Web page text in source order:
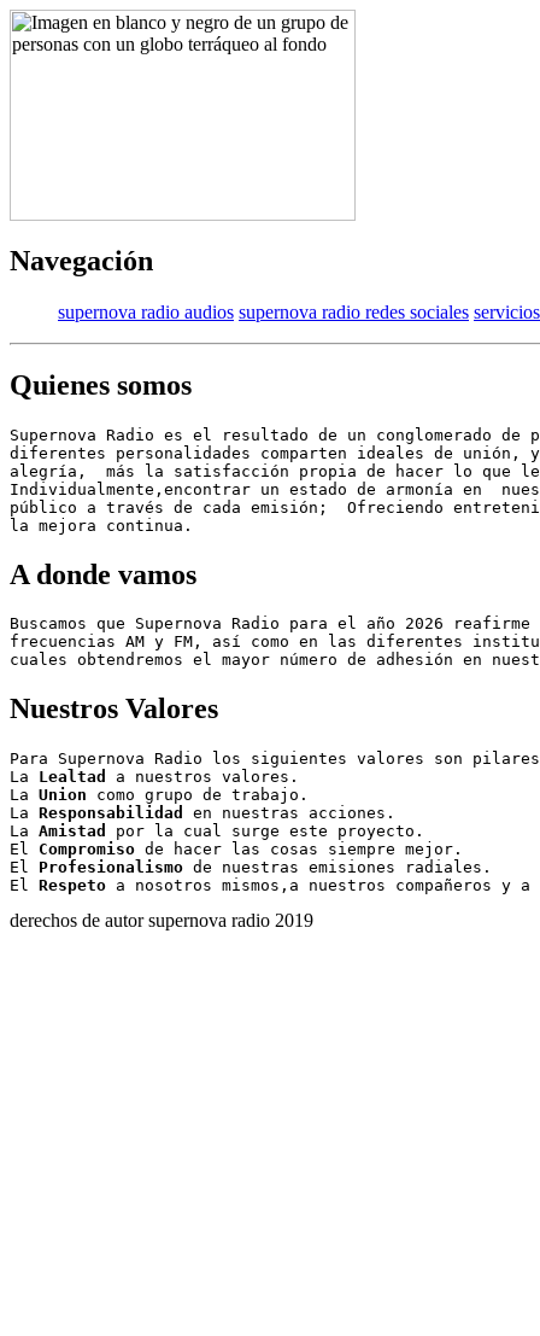
Navegación
supernova radio audios supernova radio redes sociales servicios
Quienes somos
Supernova Radio es el resultado de un conglomerado
diferentes personalidades comparten ideales de
alegría,  más la satisfacción propia de hacer lo que
Individualmente,encontrar un estado de armonía en
público a través de cada emisión;  Ofreciendo
la mejora continua.
A donde vamos
Buscamos que Supernova Radio para el año 2026
frecuencias AM y FM, así como en las diferentes
cuales obtendremos el mayor número de adhesión en
Nuestros Valores
Para Supernova Radio los siguientes valores son
La Lealtad
a nuestros valores.
La Union como grupo de trabajo.
La Responsabilidad
en nuestras acciones.
La Amistad
por la cual surge este proyecto.
El Compromiso de hacer las cosas siempre mejor.
El Profesionalismo de nuestras emisiones radiales.
El Respeto
derechos de autor supernova radio 2019